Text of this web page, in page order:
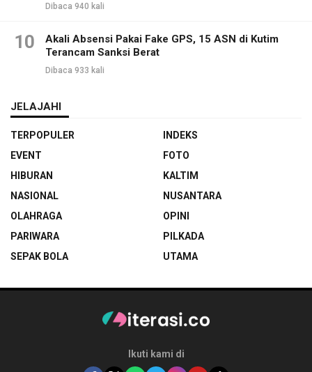
Dibaca 940 kali
10
Akali Absensi Pakai Fake GPS, 15 ASN di Kutim
Terancam Sanksi Berat
Dibaca 933 kali
JELAJAHI
TERPOPULER
INDEKS
EVENT
FOTO
HIBURAN
KALTIM
NASIONAL
NUSANTARA
OLAHRAGA
OPINI
PARIWARA
PILKADA
SEPAK BOLA
UTAMA
Ikuti kami di